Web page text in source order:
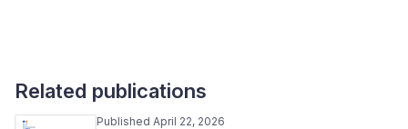
Related publications
Published April 22, 2026